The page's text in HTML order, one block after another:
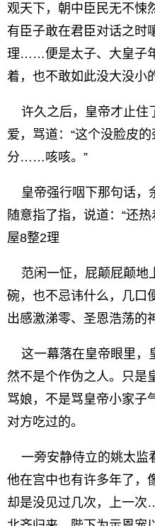
观天下，朝中臣民无不悚
有臣子敢在君臣对话之时
理……便是太子、大皇子
着，也不敢如此没大没小
许久之后，皇帝才止住
爱，骂道：“这个没脸皮
分……咳咳。”
皇帝强行咽下那句话，
随意指了指，说道：“还
屋8整2理
范闲一怔，屁颠屁颠地
碗，也不忌讳什么，几口
出感激涕零、圣恩浩荡的
这一幕落在皇帝眼里，
然不是个作伪之人。只是
骂娘，不是骂皇帝小家子
对方吃过的。
一旁安静侍立的姚太监
他在宫中也有许多年了，
却是没见过几次，上一